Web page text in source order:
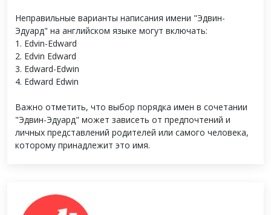
Неправильные варианты написания имени "Эдвин-
Эдуард" на английском языке могут включать:
1. Edvin-Edward
2. Edvin Edward
3. Edward-Edwin
4. Edward Edwin
Важно отметить, что выбор порядка имен в сочетании
"Эдвин-Эдуард" может зависеть от предпочтений и
личных представлений родителей или самого человека,
которому принадлежит это имя.